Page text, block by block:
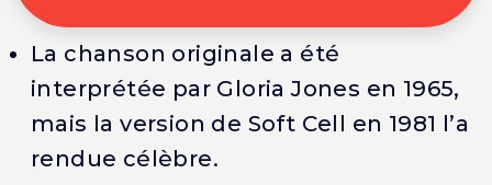
La chanson originale a été
interprétée par Gloria Jones en 1965,
mais la version de Soft Cell en 1981 l’a
rendue célèbre.